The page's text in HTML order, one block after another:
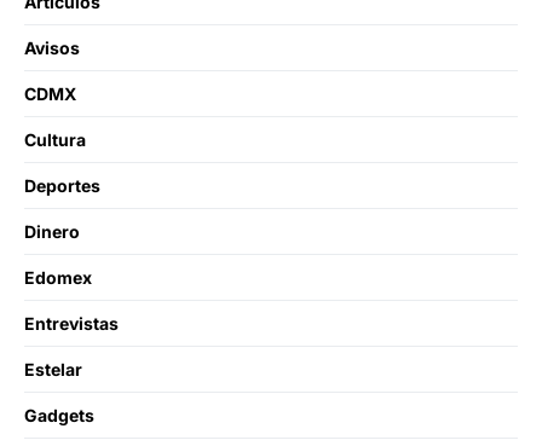
Avisos
CDMX
Cultura
Deportes
Dinero
Edomex
Entrevistas
Estelar
Gadgets